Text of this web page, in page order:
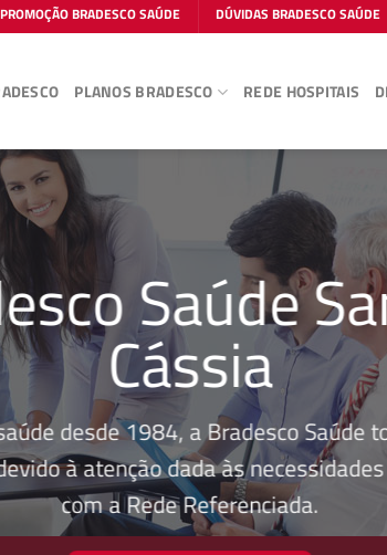
PROMOÇÃO BRADESCO SAÚDE DÚVIDAS BRADESCO SAÚDE
PLANOS BRADESCO REDE HOSPITAIS
Saúde
Cássia
desde 1984, a Bradesco Saúde
à atenção dada às
com a Rede Referenciada.